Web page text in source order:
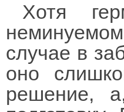
Хотя
случае в
оно
решение,